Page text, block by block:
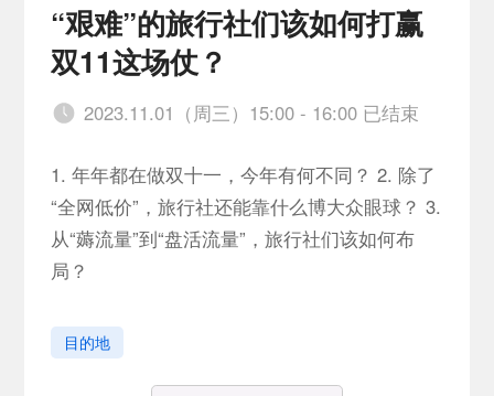
“艰难”的旅行社们该如何打赢
双11这场仗？
2023.11.01（周三）15:00 - 16:00 已结束
1. 年年都在做双十一，今年有何不同？ 2. 除了
“全网低价”，旅行社还能靠什么博大众眼球？ 3.
从“薅流量”到“盘活流量”，旅行社们该如何布
局？
目的地